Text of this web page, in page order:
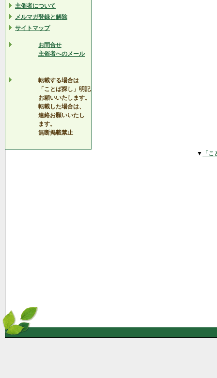
主催者について
メルマガ登録と解除
サイトマップ
お問合せ
主催者へのメール
転載する場合は
「ことば探し」明記
お願いいたします。
転載した場合は、
連絡お願いいたし
ます。
無断掲載禁止
▼ 「